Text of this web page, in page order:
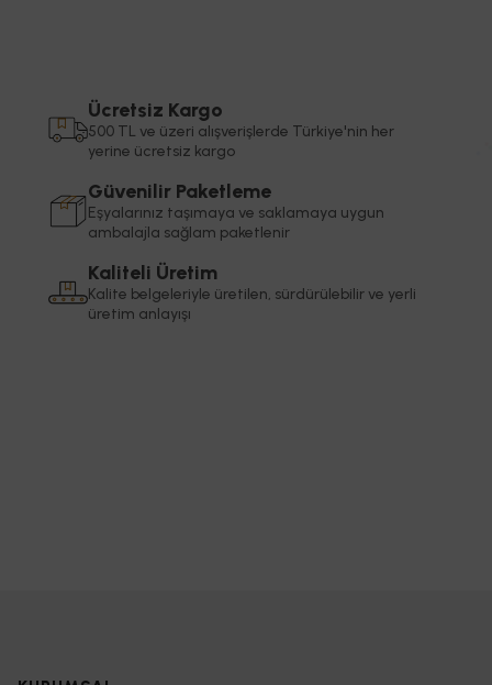
Ücretsiz Kargo
500 TL ve üzeri alışverişlerde Türkiye'nin her
yerine ücretsiz kargo
Güvenilir Paketleme
Eşyalarınız taşımaya ve saklamaya uygun
ambalajla sağlam paketlenir
Kaliteli Üretim
Kalite belgeleriyle üretilen, sürdürülebilir ve yerli
üretim anlayışı